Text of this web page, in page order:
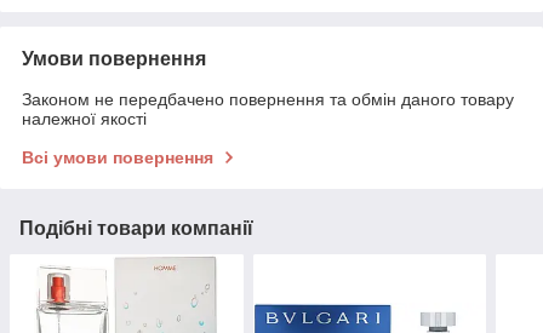
Умови повернення
Законом не передбачено повернення та обмін даного товару
належної якості
Всі умови повернення
Подібні товари компанії